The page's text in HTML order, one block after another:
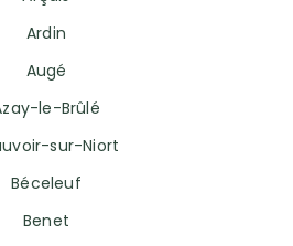
Ardin
Augé
le-Brûlé
sur-Niort
Béceleuf
Benet